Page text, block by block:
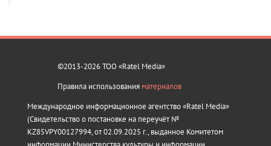
©2013-2026 ТОО «Ratel Media»
Правила использования материалов
Международное информационное агентство «Ratel Media»
(Свидетельство о постановке на переучёт №
KZ85VPY00127994, от 02.09.2025 г., выданное Комитетом